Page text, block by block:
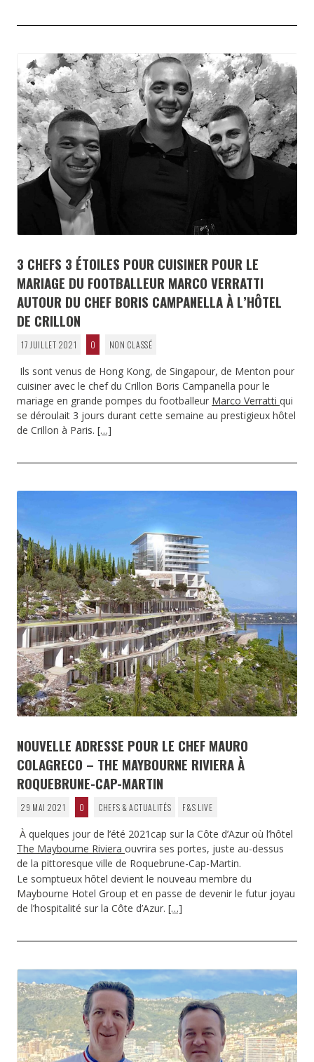
3 CHEFS 3 ÉTOILES POUR CUISINER POUR LE
MARIAGE DU FOOTBALLEUR MARCO VERRATTI
AUTOUR DU CHEF BORIS CAMPANELLA À L’HÔTEL
DE CRILLON
17 JUILLET 2021 0 NON CLASSÉ
Ils sont venus de Hong Kong, de Singapour, de Menton pour
cuisiner avec le chef du Crillon Boris Campanella pour le
mariage en grande pompes du footballeur Marco Verratti qui
se déroulait 3 jours durant cette semaine au prestigieux hôtel
de Crillon à Paris. […]
NOUVELLE ADRESSE POUR LE CHEF MAURO
COLAGRECO – THE MAYBOURNE RIVIERA À
ROQUEBRUNE-CAP-MARTIN
29 MAI 2021 0 CHEFS & ACTUALITÉS F&S LIVE
À quelques jour de l’été 2021cap sur la Côte d’Azur où l’hôtel
The Maybourne Riviera ouvrira ses portes, juste au-dessus
de la pittoresque ville de Roquebrune-Cap-Martin.
Le somptueux hôtel devient le nouveau membre du
Maybourne Hotel Group et en passe de devenir le futur joyau
de l’hospitalité sur la Côte d’Azur. […]